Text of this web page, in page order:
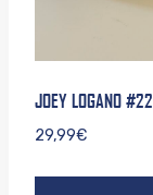
JOEY LOGANO #22
29,99€